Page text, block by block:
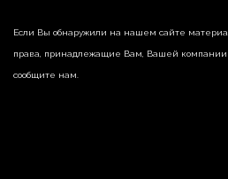
Если Вы обнаружили на нашем сайте
права, принадлежащие Вам, Вашей компании
сообщите нам.